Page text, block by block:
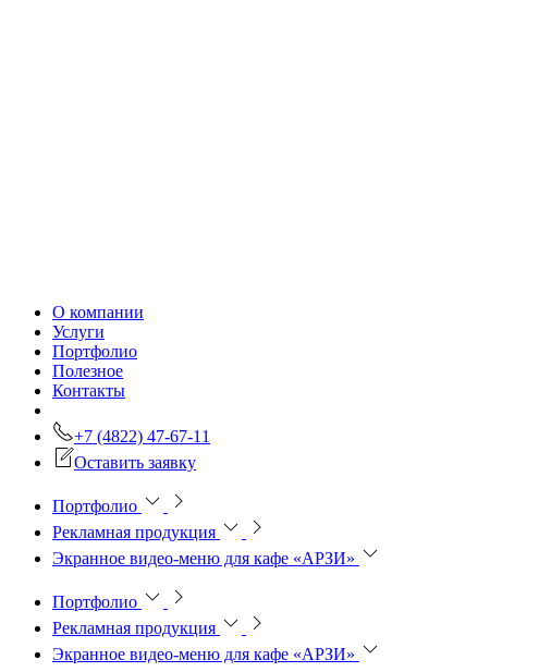
О компании
Услуги
Портфолио
Полезное
Контакты
+7 (4822) 47-67-11
Оставить заявку
Портфолио
Рекламная продукция
Экранное видео-меню для кафе «АРЗИ»
Портфолио
Рекламная продукция
Экранное видео-меню для кафе «АРЗИ»